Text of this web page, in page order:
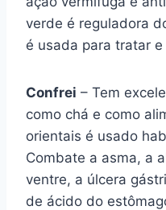
verde é reguladora
é usada para tratar
Confrei – Tem
como chá e como
orientais é usado
Combate a asma, a
ventre, a úlcera
de ácido do